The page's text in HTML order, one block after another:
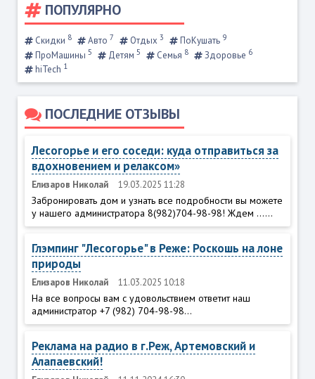
ПОПУЛЯРНО
Скидки 8 Авто 7 Отдых 3 ПоКушать 9
ПроМашины 5 Детям 5 Семья 8 Здоровье 6
hiTech 1
ПОСЛЕДНИЕ ОТЗЫВЫ
Лесогорье и его соседи: куда отправиться за
вдохновением и релаксом»
Елизаров Николай 19.03.2025 11:28
Забронировать дом и узнать все подробности вы можете
у нашего администратора 8(982)704-98-98! Ждем ......
Глэмпинг "Лесогорье" в Реже: Роскошь на лоне
природы
Елизаров Николай 11.03.2025 10:18
На все вопросы вам с удовольствием ответит наш
администратор +7 (982) 704-98-98...
Реклама на радио в г.Реж, Артемовский и
Алапаевский!